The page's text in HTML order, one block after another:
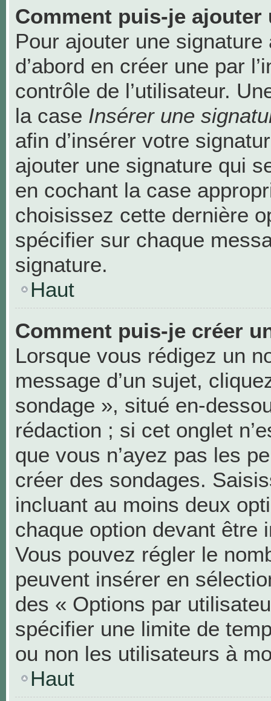
Comment puis-je ajouter
Pour ajouter une
d’abord en créer une par
contrôle de l’utilisateur.
la case Insérer une
afin d’insérer votre
ajouter une signature qui
en cochant la case
choisissez cette dernière
spécifier sur chaque
signature.
Haut
Comment puis-je créer
Lorsque vous rédigez un
message d’un sujet,
sondage », situé en-
rédaction ; si cet onglet
que vous n’ayez pas les
créer des sondages.
incluant au moins deux
chaque option devant être
Vous pouvez régler le
peuvent insérer en
des « Options par
spécifier une limite de
ou non les utilisateurs à
Haut